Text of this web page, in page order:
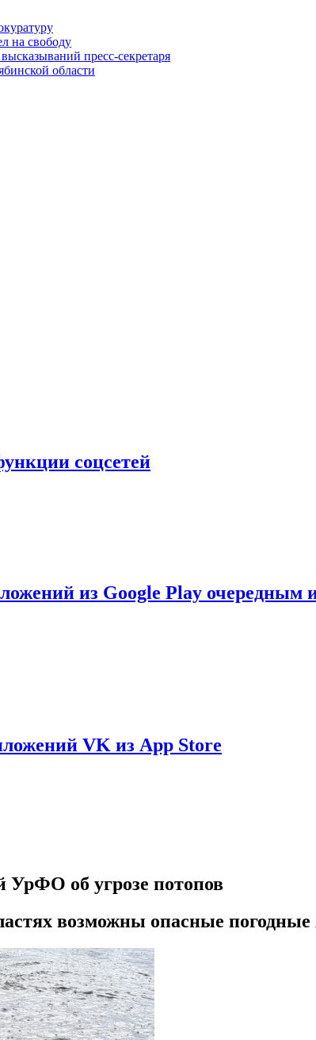
на свободу
пресс-секретаря
области
соцсетей
из Google Play очередным
VK из App Store
УрФО об угрозе потопов
возможны опасные погодные